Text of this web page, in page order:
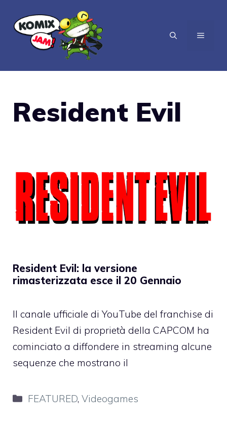
contenuto
MENU
Resident Evil
Resident Evil: la versione
rimasterizzata esce il 20 Gennaio
Il canale ufficiale di YouTube del franchise di
Resident Evil di proprietà della CAPCOM ha
cominciato a diffondere in streaming alcune
sequenze che mostrano il
Categorie
FEATURED,Videogames